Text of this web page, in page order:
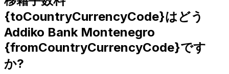
{toCountryCurrencyCode}はどう
Addiko Bank Montenegro
{fromCountryCurrencyCode}です
か?